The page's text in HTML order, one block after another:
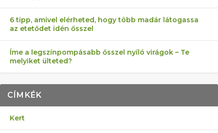
6 tipp, amivel elérheted, hogy több madár látogassa
az etetődet idén ősszel
Íme a legszínpompásabb ősszel nyíló virágok – Te
melyiket ülteted?
CÍMKÉK
Kert